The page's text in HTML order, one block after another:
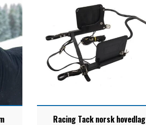
Racing Tack norsk hovedlag